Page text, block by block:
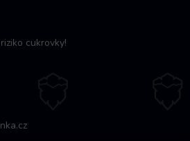
cukrovky!